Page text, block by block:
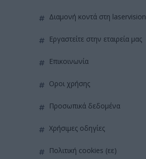
διαμονή κοντά στη laservision
εργαστείτε στην εταιρεία μας
επικοινωνία
όροι χρήσης
προσωπικά δεδομένα
χρήσιμες οδηγίες
πολιτική cookies (εε)